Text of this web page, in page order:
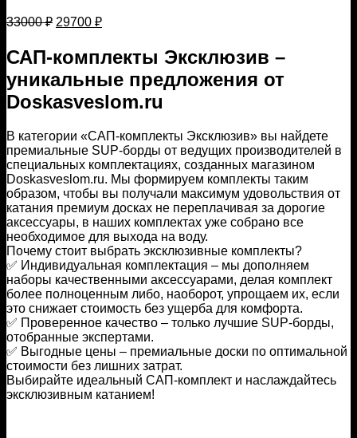
33000₽ Первоначальная
33000 ₽.
29700 ₽Текущая
САП-комплекты Эксклюзив –
уникальные предложения от
Doskasveslom.ru
В категории «САП-комплекты Эксклюзив» вы найдете
премиальные SUP-борды от ведущих производителей в
специальных комплектациях, созданных магазином
Doskasveslom.ru. Мы формируем комплекты таким
образом, чтобы вы получали максимум удовольствия от
катания премиум досках не переплачивая за дорогие
аксессуары, в наших комплектах уже собрано все
необходимое для выхода на воду.
Почему стоит выбрать эксклюзивные комплекты?
✅ Индивидуальная комплектация – мы дополняем
наборы качественными аксессуарами, делая комплект
более полноценным либо, наоборот, упрощаем их, если
это снижает стоимость без ущерба для комфорта.
✅ Проверенное качество – только лучшие SUP-борды,
отобранные экспертами.
✅ Выгодные цены – премиальные доски по оптимальной
стоимости без лишних затрат.
Выбирайте идеальный САП-комплект и наслаждайтесь
эксклюзивным катанием!